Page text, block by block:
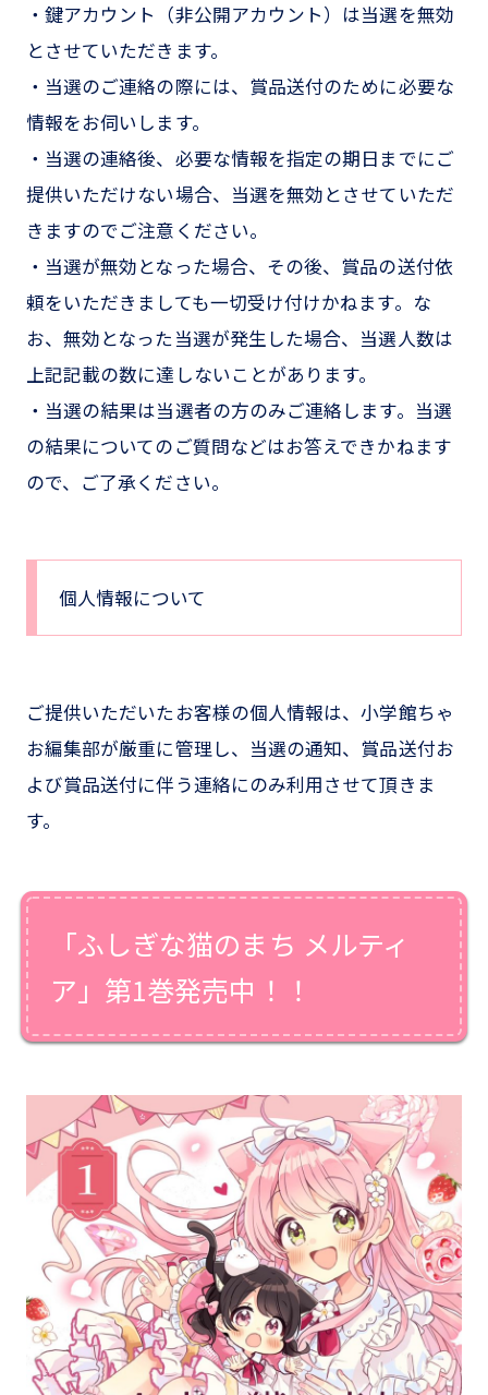
・鍵アカウント（非公開アカウント）は当選を無効
とさせていただきます。
・当選のご連絡の際には、賞品送付のために必要な
情報をお伺いします。
・当選の連絡後、必要な情報を指定の期日までにご
提供いただけない場合、当選を無効とさせていただ
きますのでご注意ください。
・当選が無効となった場合、その後、賞品の送付依
頼をいただきましても一切受け付けかねます。な
お、無効となった当選が発生した場合、当選人数は
上記記載の数に達しないことがあります。
・当選の結果は当選者の方のみご連絡します。当選
の結果についてのご質問などはお答えできかねます
ので、ご了承ください。
個人情報について
ご提供いただいたお客様の個人情報は、小学館ちゃ
お編集部が厳重に管理し、当選の通知、賞品送付お
よび賞品送付に伴う連絡にのみ利用させて頂きま
す。
「ふしぎな猫のまち メルティ
ア」第1巻発売中！！